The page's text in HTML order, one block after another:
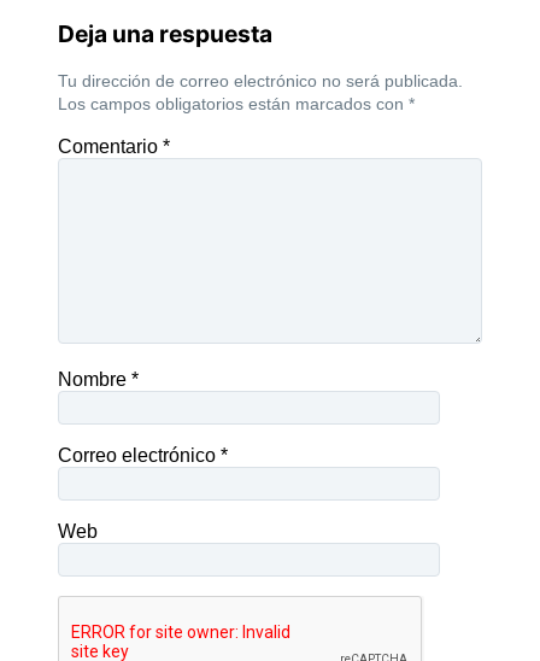
Deja una respuesta
Tu dirección de correo electrónico no será publicada.
Los campos obligatorios están marcados con *
Comentario *
Nombre *
Correo electrónico *
Web